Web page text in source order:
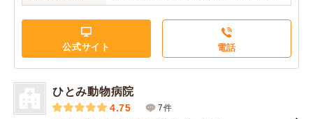
公式サイト 電話
ひとみ動物病院
4.75
7件